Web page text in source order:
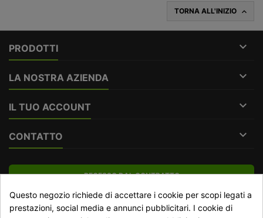
TORNA ALL'INIZIO 
PRODOTTI 
LA NOSTRA AZIENDA 
IL TUO ACCOUNT 
CONTATTO 
RECESSO DAL CONTRATTO
Traccia stato del recesso
Questo negozio richiede di accettare i cookie per scopi legati a
prestazioni, social media e annunci pubblicitari. I cookie di